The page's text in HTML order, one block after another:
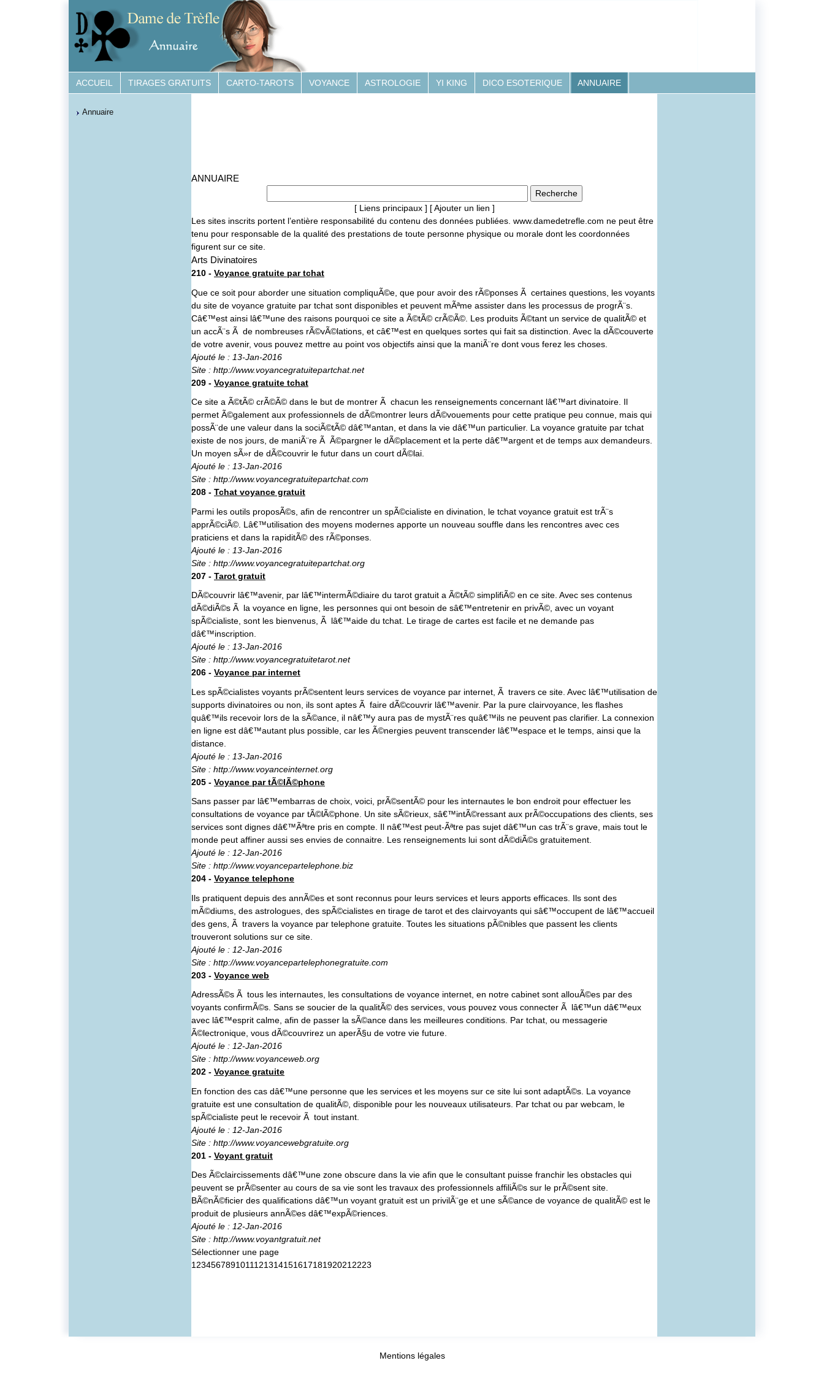
ACCUEIL TIRAGES GRATUITS CARTO-TAROTS VOYANCE ASTROLOGIE YI KING DICO ESOTERIQUE ANNUAIRE
Annuaire
ANNUAIRE
[ Liens principaux ] [ Ajouter un lien ]
Les sites inscrits portent l’entière responsabilité du contenu des données publiées. www.damedetrefle.com ne peut être
tenu pour responsable de la qualité des prestations de toute personne physique ou morale dont les coordonnées
figurent sur ce site.
Arts Divinatoires
210 - Voyance gratuite par tchat
Que ce soit pour aborder une situation compliquÃ©e, que pour avoir des rÃ©ponses Ã certaines questions, les voyants
du site de voyance gratuite par tchat sont disponibles et peuvent mÃªme assister dans les processus de progrÃ¨s.
Câ€™est ainsi lâ€™une des raisons pourquoi ce site a Ã©tÃ© crÃ©Ã©. Les produits Ã©tant un service de qualitÃ© et
un accÃ¨s Ã de nombreuses rÃ©vÃ©lations, et câ€™est en quelques sortes qui fait sa distinction. Avec la dÃ©couverte
de votre avenir, vous pouvez mettre au point vos objectifs ainsi que la maniÃ¨re dont vous ferez les choses.
Ajouté le : 13-Jan-2016
Site : http://www.voyancegratuitepartchat.net
209 - Voyance gratuite tchat
Ce site a Ã©tÃ© crÃ©Ã© dans le but de montrer Ã chacun les renseignements concernant lâ€™art divinatoire. Il
permet Ã©galement aux professionnels de dÃ©montrer leurs dÃ©vouements pour cette pratique peu connue, mais qui
possÃ¨de une valeur dans la sociÃ©tÃ© dâ€™antan, et dans la vie dâ€™un particulier. La voyance gratuite par tchat
existe de nos jours, de maniÃ¨re Ã Ã©pargner le dÃ©placement et la perte dâ€™argent et de temps aux demandeurs.
Un moyen sÃ»r de dÃ©couvrir le futur dans un court dÃ©lai.
Ajouté le : 13-Jan-2016
Site : http://www.voyancegratuitepartchat.com
208 - Tchat voyance gratuit
Parmi les outils proposÃ©s, afin de rencontrer un spÃ©cialiste en divination, le tchat voyance gratuit est trÃ¨s
apprÃ©ciÃ©. Lâ€™utilisation des moyens modernes apporte un nouveau souffle dans les rencontres avec ces
praticiens et dans la rapiditÃ© des rÃ©ponses.
Ajouté le : 13-Jan-2016
Site : http://www.voyancegratuitepartchat.org
207 - Tarot gratuit
DÃ©couvrir lâ€™avenir, par lâ€™intermÃ©diaire du tarot gratuit a Ã©tÃ© simplifiÃ© en ce site. Avec ses contenus
dÃ©diÃ©s Ã la voyance en ligne, les personnes qui ont besoin de sâ€™entretenir en privÃ©, avec un voyant
spÃ©cialiste, sont les bienvenus, Ã lâ€™aide du tchat. Le tirage de cartes est facile et ne demande pas
dâ€™inscription.
Ajouté le : 13-Jan-2016
Site : http://www.voyancegratuitetarot.net
206 - Voyance par internet
Les spÃ©cialistes voyants prÃ©sentent leurs services de voyance par internet, Ã travers ce site. Avec lâ€™utilisation de
supports divinatoires ou non, ils sont aptes Ã faire dÃ©couvrir lâ€™avenir. Par la pure clairvoyance, les flashes
quâ€™ils recevoir lors de la sÃ©ance, il nâ€™y aura pas de mystÃ¨res quâ€™ils ne peuvent pas clarifier. La connexion
en ligne est dâ€™autant plus possible, car les Ã©nergies peuvent transcender lâ€™espace et le temps, ainsi que la
distance.
Ajouté le : 13-Jan-2016
Site : http://www.voyanceinternet.org
205 - Voyance par tÃ©lÃ©phone
Sans passer par lâ€™embarras de choix, voici, prÃ©sentÃ© pour les internautes le bon endroit pour effectuer les
consultations de voyance par tÃ©lÃ©phone. Un site sÃ©rieux, sâ€™intÃ©ressant aux prÃ©occupations des clients, ses
services sont dignes dâ€™Ãªtre pris en compte. Il nâ€™est peut-Ãªtre pas sujet dâ€™un cas trÃ¨s grave, mais tout le
monde peut affiner aussi ses envies de connaitre. Les renseignements lui sont dÃ©diÃ©s gratuitement.
Ajouté le : 12-Jan-2016
Site : http://www.voyancepartelephone.biz
204 - Voyance telephone
Ils pratiquent depuis des annÃ©es et sont reconnus pour leurs services et leurs apports efficaces. Ils sont des
mÃ©diums, des astrologues, des spÃ©cialistes en tirage de tarot et des clairvoyants qui sâ€™occupent de lâ€™accueil
des gens, Ã travers la voyance par telephone gratuite. Toutes les situations pÃ©nibles que passent les clients
trouveront solutions sur ce site.
Ajouté le : 12-Jan-2016
Site : http://www.voyancepartelephonegratuite.com
203 - Voyance web
AdressÃ©s Ã tous les internautes, les consultations de voyance internet, en notre cabinet sont allouÃ©es par des
voyants confirmÃ©s. Sans se soucier de la qualitÃ© des services, vous pouvez vous connecter Ã lâ€™un dâ€™eux
avec lâ€™esprit calme, afin de passer la sÃ©ance dans les meilleures conditions. Par tchat, ou messagerie
Ã©lectronique, vous dÃ©couvrirez un aperÃ§u de votre vie future.
Ajouté le : 12-Jan-2016
Site : http://www.voyanceweb.org
202 - Voyance gratuite
En fonction des cas dâ€™une personne que les services et les moyens sur ce site lui sont adaptÃ©s. La voyance
gratuite est une consultation de qualitÃ©, disponible pour les nouveaux utilisateurs. Par tchat ou par webcam, le
spÃ©cialiste peut le recevoir Ã tout instant.
Ajouté le : 12-Jan-2016
Site : http://www.voyancewebgratuite.org
201 - Voyant gratuit
Des Ã©claircissements dâ€™une zone obscure dans la vie afin que le consultant puisse franchir les obstacles qui
peuvent se prÃ©senter au cours de sa vie sont les travaux des professionnels affiliÃ©s sur le prÃ©sent site.
BÃ©nÃ©ficier des qualifications dâ€™un voyant gratuit est un privilÃ¨ge et une sÃ©ance de voyance de qualitÃ© est le
produit de plusieurs annÃ©es dâ€™expÃ©riences.
Ajouté le : 12-Jan-2016
Site : http://www.voyantgratuit.net
Sélectionner une page
1 23456789101112131415161718192021 2223
Mentions légales